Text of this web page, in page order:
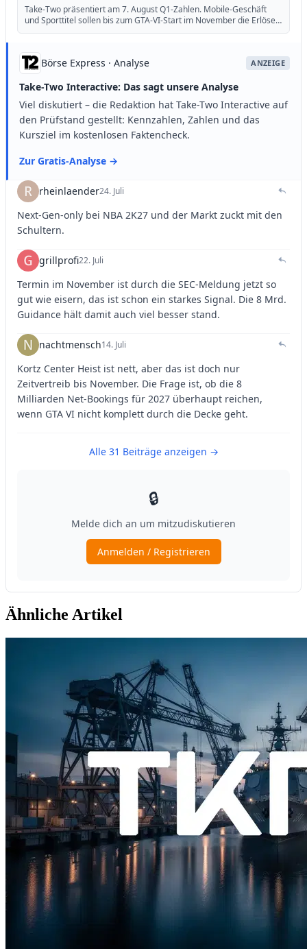
Ähnliche Artikel